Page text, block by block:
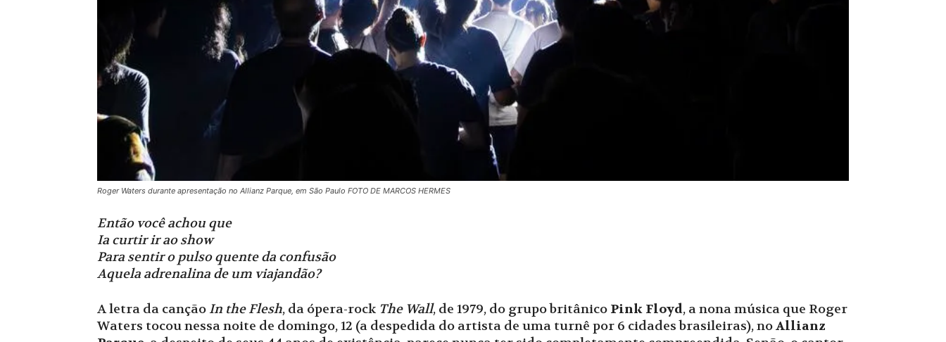
Roger Waters durante apresentação no Allianz Parque, em São Paulo FOTO DE MARCOS HERMES
Então você achou que
Ia curtir ir ao show
Para sentir o pulso quente da confusão
Aquela adrenalina de um viajandão?
A letra da canção In the Flesh, da ópera-rock The Wall, de 1979, do grupo britânico Pink Floyd, a nona música que Roger
Waters tocou nessa noite de domingo, 12 (a despedida do artista de uma turnê por 6 cidades brasileiras), noAllianz